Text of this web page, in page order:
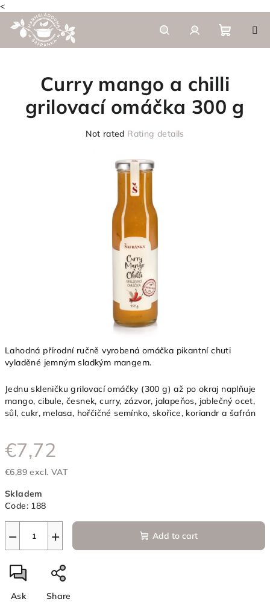
<
content
SearchLogin
cart
Lahodná přírodní ručně vyrobená omáčka pikantní chuti
vyladěné jemným sladkým mangem.
Jednu skleničku grilovací omáčky (300 g) až po okraj naplňuje
mango, cibule, česnek, curry, zázvor, jalapeňos, jablečný ocet,
sůl, cukr, melasa, hořčičné semínko, skořice, koriandr a šafrán
€7,72
€6,89 excl. VAT
price:
Skladem
Code: 188
+
− Add to cart
Ask Share
Curry mango a chilli
grilovací omáčka 300 g
Not rated Rating details